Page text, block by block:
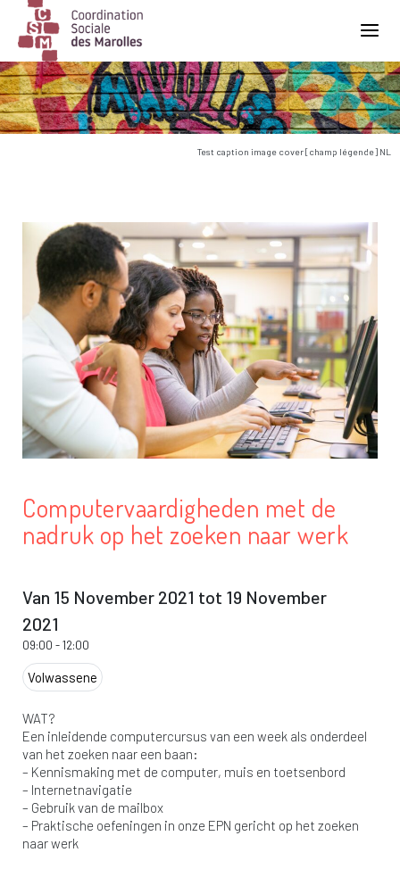
Main Navigation
Test caption image cover [champ légende] NL
Computervaardigheden met de
nadruk op het zoeken naar werk
Van 15 November 2021 tot 19 November
2021
09:00 -12:00
Volwassene
WAT?
Een inleidende computercursus van een week als onderdeel
van het zoeken naar een baan:
– Kennismaking met de computer, muis en toetsenbord
– Internetnavigatie
– Gebruik van de mailbox
– Praktische oefeningen in onze EPN gericht op het zoeken
naar werk